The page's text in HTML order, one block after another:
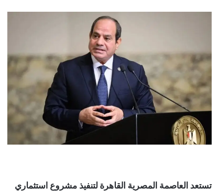
تستعد العاصمة المصرية القاهرة لتنفيذ مشروع استثماري